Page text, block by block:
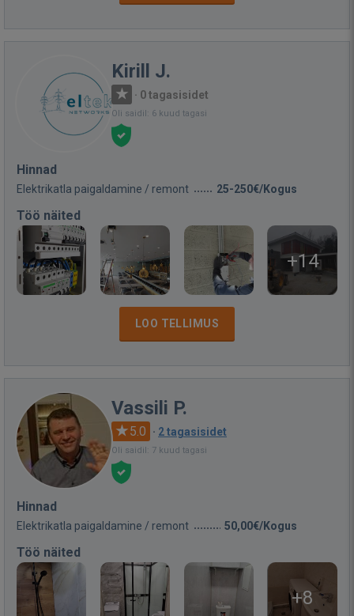
Kirill J.
· 0 tagasisidet
Oli saidil: 6 kuud tagasi
Hinnad
Elektrikatla paigaldamine / remont 25-250€/Kogus
Töö näited
+14
LOO TELLIMUS
Vassili P.
5.0 · 2 tagasisidet
Oli saidil: 7 kuud tagasi
Hinnad
Elektrikatla paigaldamine / remont 50,00€/Kogus
Töö näited
+8